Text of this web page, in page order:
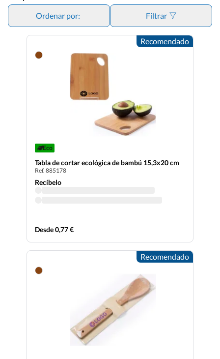
Ordenar por: Filtrar
Recomendado
Eco
Tabla de cortar ecológica de bambú 15,3x20 cm
Ref. 885178
Recíbelo
Desde 0,77 €
Recomendado